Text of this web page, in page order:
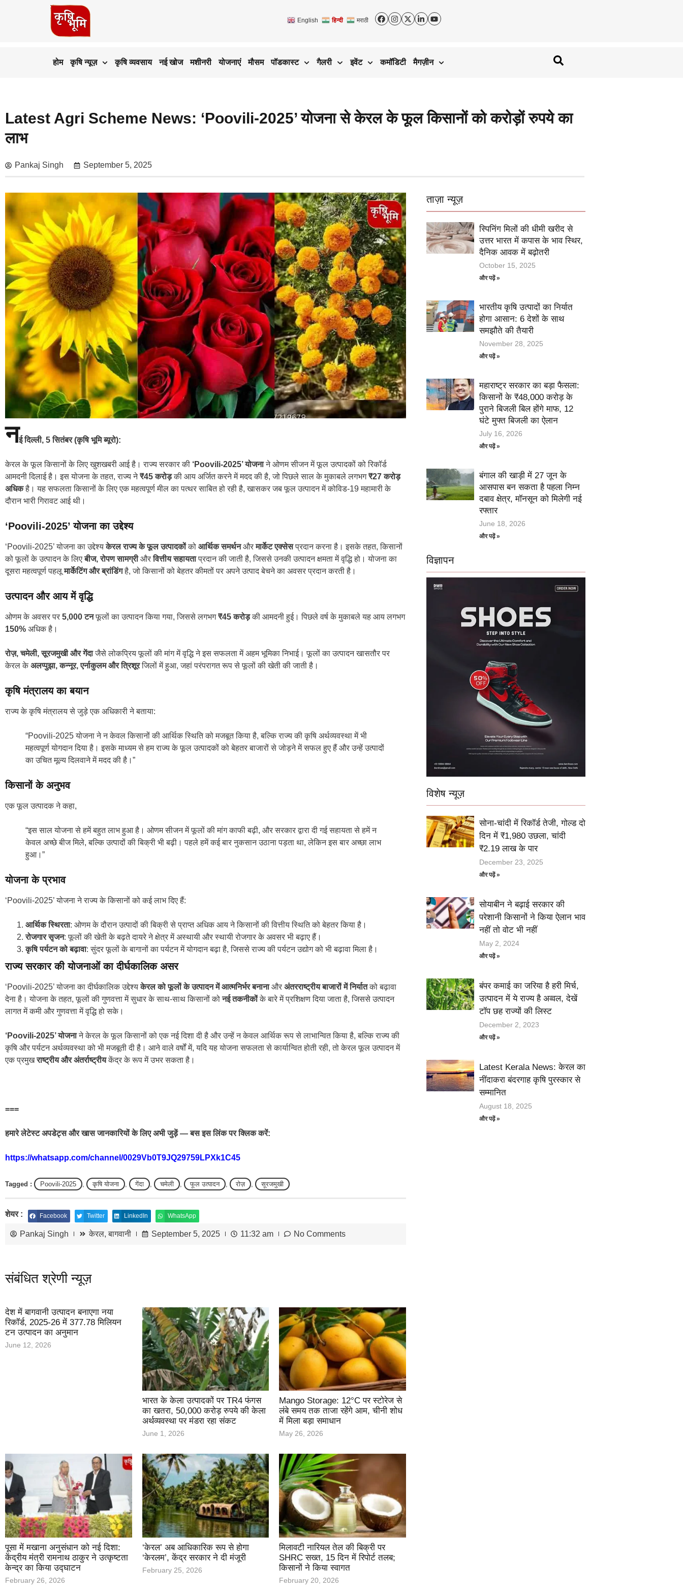
English हिन्दी मराठी
होम कृषि न्यूज़ कृषि व्यवसाय नई खोज मशीनरी योजनाएं मौसम पॉडकास्ट गैलरी इवेंट कमॉडिटी मैगज़ीन
Latest Agri Scheme News: ‘Poovili‑2025’ योजना से केरल के फूल किसानों को करोड़ों रुपये का
लाभ
Pankaj Singh September 5, 2025
नई दिल्ली, 5 सितंबर (कृषि भूमि ब्यूरो):
केरल के फूल किसानों के लिए खुशखबरी आई है। राज्य सरकार की ‘Poovili‑2025’ योजनाने ओणम सीजन में फूल उत्पादकों को रिकॉर्ड
आमदनी दिलाई है। इस योजना के तहत, राज्य ने₹45 करोड़की आय अर्जित करने में मदद की है, जो पिछले साल के मुकाबले लगभग₹27 करोड़
अधिकहै। यह सफलता किसानों के लिए एक महत्वपूर्ण मील का पत्थर साबित हो रही है, खासकर जब फूल उत्पादन में कोविड-19 महामारी के
दौरान भारी गिरावट आई थी।
‘Poovili‑2025’ योजना का उद्देश्य
‘Poovili‑2025’ योजना का उद्देश्यकेरल राज्य के फूल उत्पादकोंको आर्थिक समर्थनऔरमार्केट एक्सेसप्रदान करना है। इसके तहत, किसानों
को फूलों के उत्पादन के लिएबीज, रोपण सामग्रीऔरवित्तीय सहायताप्रदान की जाती है, जिससे उनकी उत्पादन क्षमता में वृद्धि हो। योजना का
दूसरा महत्वपूर्ण पहलूमार्केटिंग और ब्रांडिंगहै, जो किसानों को बेहतर कीमतों पर अपने उत्पाद बेचने का अवसर प्रदान करती है।
उत्पादन और आय में वृद्धि
ओणम के अवसर पर 5,000 टनफूलों का उत्पादन किया गया, जिससे लगभग₹45 करोड़की आमदनी हुई। पिछले वर्ष के मुकाबले यह आय लगभग
150% अधिक है।
रोज़, चमेली, सूरजमुखी और गेंदाजैसे लोकप्रिय फूलों की मांग में वृद्धि ने इस सफलता में अहम भूमिका निभाई। फूलों का उत्पादन खासतौर पर
केरल के अलप्पुझा, कन्नूर, एर्नाकुलम और त्रिशूरजिलों में हुआ, जहां परंपरागत रूप से फूलों की खेती की जाती है।
कृषि मंत्रालय का बयान
राज्य के कृषि मंत्रालय से जुड़े एक अधिकारी ने बताया:
“Poovili‑2025 योजना ने न केवल किसानों की आर्थिक स्थिति को मजबूत किया है, बल्कि राज्य की कृषि अर्थव्यवस्था में भी
महत्वपूर्ण योगदान दिया है। इसके माध्यम से हम राज्य के फूल उत्पादकों को बेहतर बाजारों से जोड़ने में सफल हुए हैं और उन्हें उत्पादों
का उचित मूल्य दिलवाने में मदद की है।”
किसानों के अनुभव
एक फूल उत्पादक ने कहा,
“इस साल योजना से हमें बहुत लाभ हुआ है। ओणम सीजन में फूलों की मांग काफी बढ़ी, और सरकार द्वारा दी गई सहायता से हमें न
केवल अच्छे बीज मिले, बल्कि उत्पादों की बिक्री भी बढ़ी। पहले हमें कई बार नुकसान उठाना पड़ता था, लेकिन इस बार अच्छा लाभ
हुआ।”
योजना के प्रभाव
‘Poovili‑2025’ योजना ने राज्य के किसानों को कई लाभ दिए हैं:
आर्थिक स्थिरता: ओणम के दौरान उत्पादों की बिक्री से प्राप्त अधिक आय ने किसानों की वित्तीय स्थिति को बेहतर किया है।
रोजगार सृजन: फूलों की खेती के बढ़ते दायरे ने क्षेत्र में अस्थायी और स्थायी रोजगार के अवसर भी बढ़ाए हैं।
कृषि पर्यटन को बढ़ावा: सुंदर फूलों के बागानों का पर्यटन में योगदान बढ़ा है, जिससे राज्य की पर्यटन उद्योग को भी बढ़ावा मिला है।
राज्य सरकार की योजनाओं का दीर्घकालिक असर
‘Poovili‑2025’ योजना का दीर्घकालिक उद्देश्यकेरल को फूलों के उत्पादन में आत्मनिर्भर बनानाऔर अंतरराष्ट्रीय बाजारों में निर्यातको बढ़ावा
देना है। योजना के तहत, फूलों की गुणवत्ता में सुधार के साथ-साथ किसानों कोनई तकनीकोंके बारे में प्रशिक्षण दिया जाता है, जिससे उत्पादन
लागत में कमी और गुणवत्ता में वृद्धि हो सके।
‘Poovili‑2025’ योजनाने केरल के फूल किसानों को एक नई दिशा दी है और उन्हें न केवल आर्थिक रूप से लाभान्वित किया है, बल्कि राज्य की
कृषि और पर्यटन अर्थव्यवस्था को भी मजबूती दी है। आने वाले वर्षों में, यदि यह योजना सफलता से कार्यान्वित होती रही, तो केरल फूल उत्पादन में
एक प्रमुखराष्ट्रीय और अंतर्राष्ट्रीयकेंद्र के रूप में उभर सकता है।
===
हमारे लेटेस्ट अपडेट्स और खास जानकारियों के लिए अभी जुड़ें — बस इस लिंक पर क्लिक करें:
https://whatsapp.com/channel/0029Vb0T9JQ29759LPXk1C45
Tagged : Poovili‑2025 कृषि योजना गेंदा चमेली फूल उत्पादन रोज़ सूरजमुखी
शेयर : Facebook Twitter LinkedIn WhatsApp
Pankaj Singh केरल,बागवानी September 5, 2025 11:32 am No Comments
संबंधित श्रेणी न्यूज़
देश में बागवानी उत्पादन बनाएगा नया
रिकॉर्ड, 2025-26 में 377.78 मिलियन
टन उत्पादन का अनुमान
June 12, 2026
भारत के केला उत्पादकों पर TR4 फंगस
का खतरा, 50,000 करोड़ रुपये की केला
अर्थव्यवस्था पर मंडरा रहा संकट
June 1, 2026
Mango Storage: 12°C पर स्टोरेज से
लंबे समय तक ताजा रहेंगे आम, चीनी शोध
में मिला बड़ा समाधान
May 26, 2026
पूसा में मखाना अनुसंधान को नई दिशा:
केंद्रीय मंत्री रामनाथ ठाकुर ने उत्कृष्टता
केन्द्र का किया उद्घाटन
February 26, 2026
‘केरल’ अब आधिकारिक रूप से होगा
‘केरलम’, केंद्र सरकार ने दी मंजूरी
February 25, 2026
मिलावटी नारियल तेल की बिक्री पर
SHRC सख्त, 15 दिन में रिपोर्ट तलब;
किसानों ने किया स्वागत
February 20, 2026
ताज़ा न्यूज़
स्पिनिंग मिलों की धीमी खरीद से
उत्तर भारत में कपास के भाव स्थिर,
दैनिक आवक में बढ़ोतरी
October 15, 2025
और पढ़ें »
भारतीय कृषि उत्पादों का निर्यात
होगा आसान: 6 देशों के साथ
समझौते की तैयारी
November 28, 2025
और पढ़ें »
महाराष्ट्र सरकार का बड़ा फैसला:
किसानों के ₹48,000 करोड़ के
पुराने बिजली बिल होंगे माफ, 12
घंटे मुफ्त बिजली का ऐलान
July 16, 2026
और पढ़ें »
बंगाल की खाड़ी में 27 जून के
आसपास बन सकता है पहला निम्न
दबाव क्षेत्र, मॉनसून को मिलेगी नई
रफ्तार
June 18, 2026
और पढ़ें »
विज्ञापन
विशेष न्यूज़
सोना-चांदी में रिकॉर्ड तेजी, गोल्ड दो
दिन में ₹1,980 उछला, चांदी
₹2.19 लाख के पार
December 23, 2025
और पढ़ें »
सोयाबीन ने बढ़ाई सरकार की
परेशानी किसानों ने किया ऐलान भाव
नहीं तो वोट भी नहीं
May 2, 2024
और पढ़ें »
बंपर कमाई का जरिया है हरी मिर्च,
उत्पादन में ये राज्य है अव्वल, देखें
टॉप छह राज्यों की लिस्ट
December 2, 2023
और पढ़ें »
Latest Kerala News: केरल का
नींदाकरा बंदरगाह कृषि पुरस्कार से
सम्मानित
August 18, 2025
और पढ़ें »